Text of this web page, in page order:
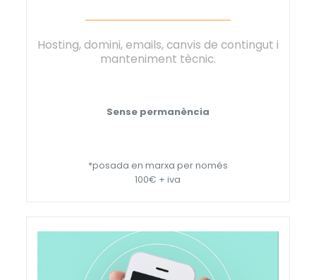
Hosting, domini, emails, canvis de contingut i
manteniment tècnic.
Sense permanència
*posada en marxa per només
100€ + iva